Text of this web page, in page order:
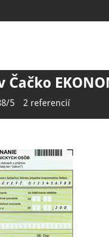
Čačko
5 2 referencií